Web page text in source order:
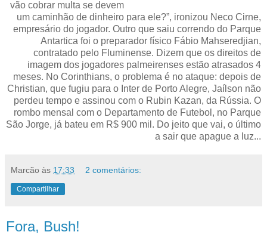
vão cobrar multa se devem
um caminhão de dinheiro para ele?”, ironizou Neco Cirne,
empresário do jogador. Outro que saiu correndo do Parque
Antartica foi o preparador físico Fábio Mahseredjian,
contratado pelo Fluminense. Dizem que os direitos de
imagem dos jogadores palmeirenses estão atrasados 4
meses. No Corinthians, o problema é no ataque: depois de
Christian, que fugiu para o Inter de Porto Alegre, Jaílson não
perdeu tempo e assinou com o Rubin Kazan, da Rússia. O
rombo mensal com o Departamento de Futebol, no Parque
São Jorge, já bateu em R$ 900 mil. Do jeito que vai, o último
a sair que apague a luz...
Marcão às 17:33 2 comentários:
Compartilhar
Fora, Bush!